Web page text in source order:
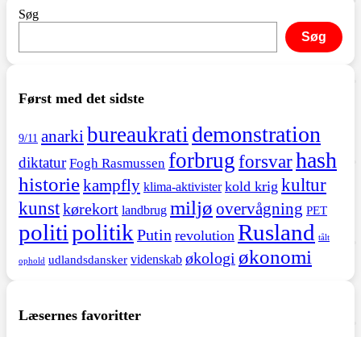
Søg
Søg
Først med det sidste
9/11 anarki bureaukrati demonstration
diktatur Fogh Rasmussen forbrugforsvarhash
historiekampfly klima-aktivister kold krig kultur
kunstkørekort landbrug miljø overvågning PET
politipolitik Putin revolution Rusland tålt
ophold udlandsdansker videnskab økologi økonomi
Læsernes favoritter